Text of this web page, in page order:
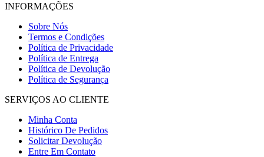
INFORMAÇÕES
Sobre Nós
Termos e Condições
Política de Privacidade
Política de Entrega
Política de Devolução
Política de Segurança
SERVIÇOS AO CLIENTE
Minha Conta
Histórico De Pedidos
Solicitar Devolução
Entre Em Contato